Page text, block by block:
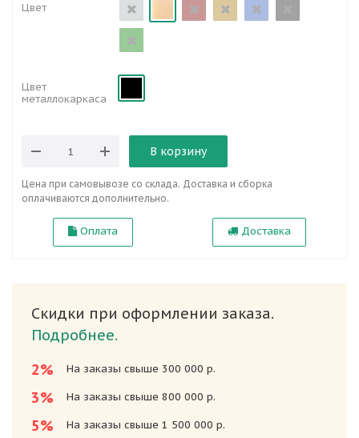
Цвет
Цвет
металлокаркаса
В корзину
Цена при самовывозе со склада. Доставка и сборка
оплачиваются дополнительно.
Оплата Доставка
Скидки при оформлении заказа.
Подробнее.
2%
На заказы свыше 300 000 р.
3% На заказы свыше 800 000 р.
5%
На заказы свыше 1 500 000 р.